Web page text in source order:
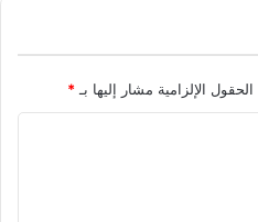
الحقول الإلزامية مشار إليها بـ*